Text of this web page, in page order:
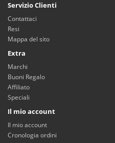
Servizio Clienti
Contattaci
Resi
Mappa del sito
Extra
Marchi
Buoni Regalo
Affiliato
Speciali
Il mio account
Il mio account
Cronologia ordini